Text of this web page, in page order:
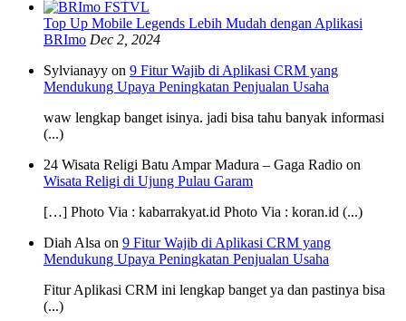
Top Up Mobile Legends Lebih Mudah dengan Aplikasi
BRImo Dec 2, 2024
Sylvianayy on 9 Fitur Wajib di Aplikasi CRM yang
Mendukung Upaya Peningkatan Penjualan Usaha
waw lengkap banget isinya. jadi bisa tahu banyak informasi
(...)
24 Wisata Religi Batu Ampar Madura – Gaga Radio on
Wisata Religi di Ujung Pulau Garam
[…] Photo Via : kabarrakyat.id Photo Via : koran.id (...)
Diah Alsa on 9 Fitur Wajib di Aplikasi CRM yang
Mendukung Upaya Peningkatan Penjualan Usaha
Fitur Aplikasi CRM ini lengkap banget ya dan pastinya bisa
(...)